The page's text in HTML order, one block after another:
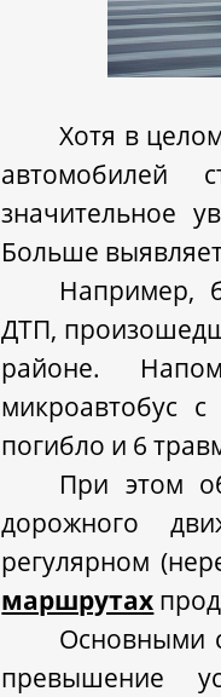
Хотя в
автомобилей
значительное
Больше
Например,
ДТП,
районе.
микроавтобус
погибло и 6
При этом
дорожного
регулярном
маршрутах
Основными
превышение